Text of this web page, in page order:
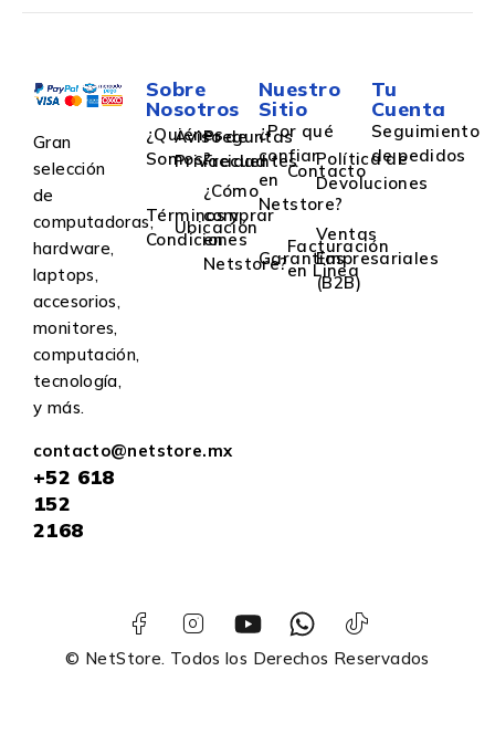
Gran
selección
de
computadoras,
hardware,
laptops,
accesorios,
monitores,
computación,
tecnología,
y más.
contacto@netstore.mx
+52 618
152
2168
Sobre
Nosotros
¿Quiénes
Somos?
Aviso de
Privacidad
Preguntas
Frecuentes
Términos y
Condiciones
Ubicación
¿Cómo
comprar
en
Netstore?
Nuestro
Sitio
¿Por qué
confiar
en
Netstore?
Contacto
Política de
Devoluciones
Garantías
Facturación
en Linea
Ventas
Empresariales
(B2B)
Tu
Cuenta
Seguimiento
de pedidos
© NetStore. Todos los Derechos Reservados